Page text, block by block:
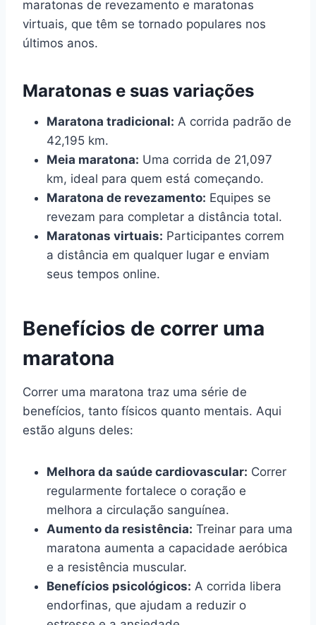
maratonas de revezamento e maratonas
virtuais, que têm se tornado populares nos
últimos anos.
Maratonas e suas variações
Maratona tradicional: A corrida padrão de
42,195 km.
Meia maratona: Uma corrida de 21,097
km, ideal para quem está começando.
Maratona de revezamento: Equipes se
revezam para completar a distância total.
Maratonas virtuais: Participantes correm
a distância em qualquer lugar e enviam
seus tempos online.
Benefícios de correr uma
maratona
Correr uma maratona traz uma série de
benefícios, tanto físicos quanto mentais. Aqui
estão alguns deles:
Melhora da saúde cardiovascular: Correr
regularmente fortalece o coração e
melhora a circulação sanguínea.
Aumento da resistência: Treinar para uma
maratona aumenta a capacidade aeróbica
e a resistência muscular.
Benefícios psicológicos: A corrida libera
endorfinas, que ajudam a reduzir o